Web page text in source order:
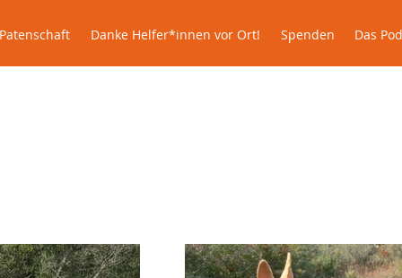
Patenschaft Danke Helfer*innen vor Ort! Spenden
Patenschaft Danke Helfer*innen vor Ort! Spenden Das